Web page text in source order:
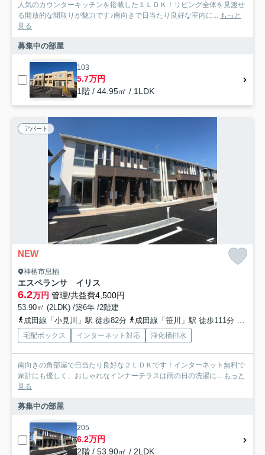
人気のカウンターキッチンを搭載した１ＬＤＫ！リビング全体を見渡せ
る開放的な間取りが魅力です♪南向きで日当たり良好な室内に... もっと
見る
募集中の部屋
103
5.7万円
1階 / 44.95㎡ / 1LDK
アパート
NEW
神栖市息栖
エスペランサ イリス
6.2万円 管理/共益費4,500円
53.90㎡ (2LDK) /築6年 /2階建
成田線「小見川」駅 徒歩82分
成田線「笹川」駅 徒歩111分 成田
宅配ボックス インターネット対応 浄化槽排水
南向きの角部屋で日当たり良好な２ＬＤＫです！インターネット無料で
家計にも優しく、おしゃれなインナーテラスは雨の日の洗濯に... もっと
見る
募集中の部屋
205
6.2万円
2階 / 53.90㎡ / 2LDK